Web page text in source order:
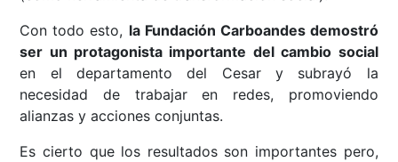
Con todo esto, la Fundación Carboandes demostró
ser un protagonista importante del cambio social
en el departamento del Cesar y subrayó la
necesidad de trabajar en redes, promoviendo
alianzas y acciones conjuntas.
Es cierto que los resultados son importantes pero,